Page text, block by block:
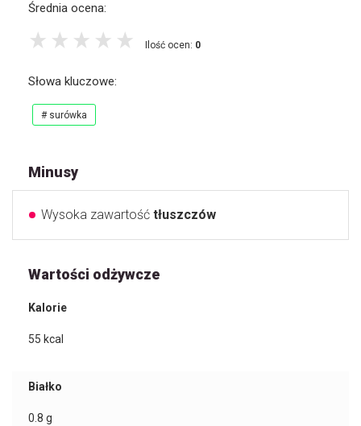
Średnia ocena:
Ilość ocen: 0
Słowa kluczowe:
# surówka
Minusy
Wysoka zawartość tłuszczów
Wartości odżywcze
Kalorie
55 kcal
Białko
0.8 g